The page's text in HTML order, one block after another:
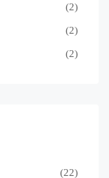
(2)
(2)
(2)
(22)